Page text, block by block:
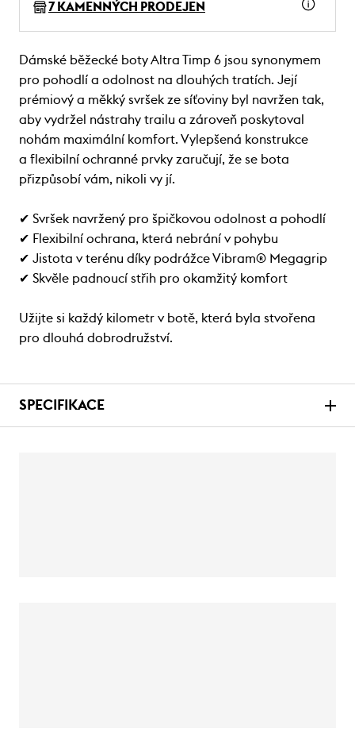
7 KAMENNÝCH PRODEJEN
Dámské běžecké boty Altra Timp 6 jsou synonymem
pro pohodlí a odolnost na dlouhých tratích. Její
prémiový a měkký svršek ze síťoviny byl navržen tak,
aby vydržel nástrahy trailu a zároveň poskytoval
nohám maximální komfort. Vylepšená konstrukce
a flexibilní ochranné prvky zaručují, že se bota
přizpůsobí vám, nikoli vy jí.
✔ Svršek navržený pro špičkovou odolnost a pohodlí
✔ Flexibilní ochrana, která nebrání v pohybu
✔ Jistota v terénu díky podrážce Vibram® Megagrip
✔ Skvěle padnoucí střih pro okamžitý komfort
Užijte si každý kilometr v botě, která byla stvořena
pro dlouhá dobrodružství.
SPECIFIKACE